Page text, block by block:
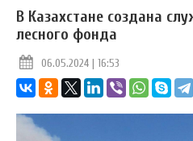
В Казахстане создана
лесного фонда
06.05.2024 | 16:53